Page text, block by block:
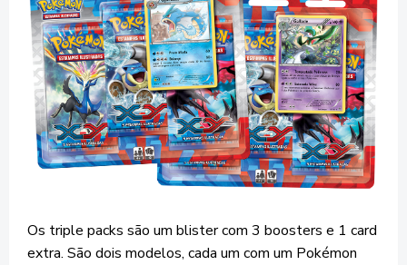
Os triple packs são um blister com 3 boosters e 1 card
extra. São dois modelos, cada um com um Pokémon